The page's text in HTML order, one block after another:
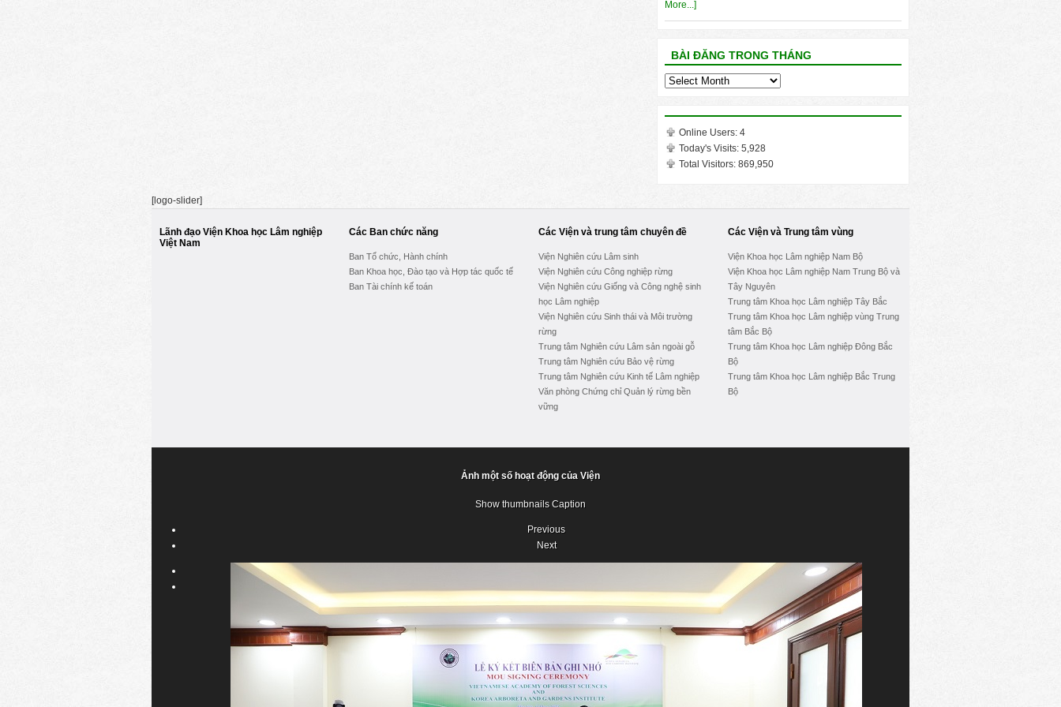
More...]
BÀI ĐĂNG TRONG THÁNG
Bài
thángOnline Users: 4
Today's Visits: 5,928
Total Visitors: 869,950
[logo-slider]
Lãnh đạo Viện Khoa học Lâm nghiệp
Việt Nam
Các Ban chức năng
Ban Tổ chức, Hành chính
Ban Khoa học, Đào tạo và Hợp tác quốc tế
Ban Tài chính kế toán
Các Viện và trung tâm chuyên đề
Viện Nghiên cứu Lâm sinh
Viện Nghiên cứu Công nghiệp rừng
Viện Nghiên cứu Giống và Công nghệ sinh
học Lâm nghiệp
Viện Nghiên cứu Sinh thái và Môi trường
rừng
Trung tâm Nghiên cứu Lâm sản ngoài gỗ
Trung tâm Nghiên cứu Bảo vệ rừng
Trung tâm Nghiên cứu Kinh tế Lâm nghiệp
Văn phòng Chứng chỉ Quản lý rừng bền
vững
Các Viện và Trung tâm vùng
Viện Khoa học Lâm nghiệp Nam Bộ
Viện Khoa học Lâm nghiệp Nam Trung Bộ và
Tây Nguyên
Trung tâm Khoa học Lâm nghiệp Tây Bắc
Trung tâm Khoa học Lâm nghiệp vùng Trung
tâm Bắc Bộ
Trung tâm Khoa học Lâm nghiệp Đông Bắc
Bộ
Trung tâm Khoa học Lâm nghiệp Bắc Trung
Bộ
Ảnh một số hoạt động của Viện
Show thumbnails Caption
Previous
Next